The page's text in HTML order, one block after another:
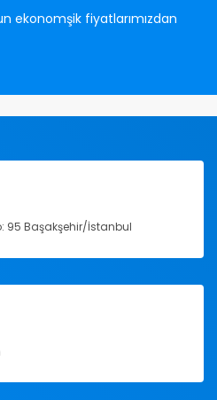
ekonomşik fiyatlarımızdan
95 Başakşehir/İstanbul